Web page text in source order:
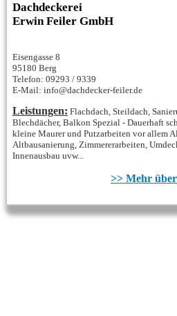
Dachdeckerei
Erwin Feiler GmbH
Eisengasse 8
95180 Berg
Telefon: 09293 / 9339
E-Mail: info@dachdecker-feiler.de
Leistungen: Flachdach, Steildach,
Blechdächer, Balkon Spezial - Dauerhaft
kleine Maurer und Putzarbeiten vor allem
Altbausanierung, Zimmererarbeiten,
Innenausbau uvw...
>> Mehr